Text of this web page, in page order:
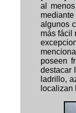
al
algunos
más fácil
poseen
destacar
ladrillo,
localizan